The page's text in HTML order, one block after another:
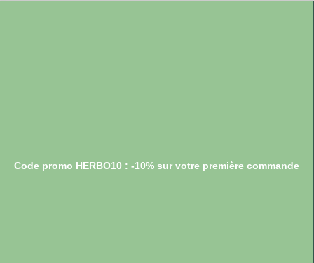
Code promo HERBO10 : -10% sur votre première commande